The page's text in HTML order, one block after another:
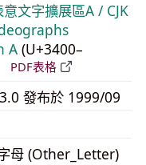
意文字擴展區A / CJK
A (U+3400–
PDF表格
發布於 1999/09
母 (Other_Letter)